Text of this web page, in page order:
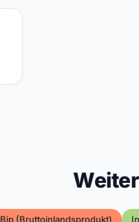
Bip (bruttoinlandsprodukt)